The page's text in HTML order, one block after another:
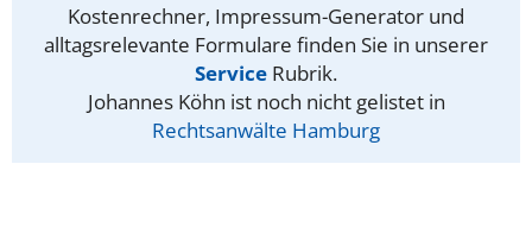
Kostenrechner, Impressum-Generator und
alltagsrelevante Formulare finden Sie in unserer
Service Rubrik.
Johannes Köhn ist noch nicht gelistet in
Rechtsanwälte Hamburg